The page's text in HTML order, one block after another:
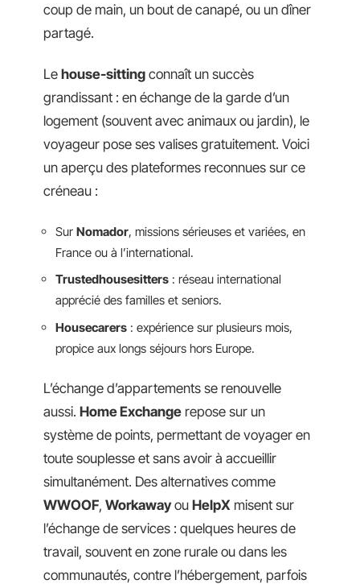
coup de main, un bout de canapé, ou un dîner
partagé.
Le house-sitting connaît un succès
grandissant : en échange de la garde d’un
logement (souvent avec animaux ou jardin), le
voyageur pose ses valises gratuitement. Voici
un aperçu des plateformes reconnues sur ce
créneau :
Sur Nomador, missions sérieuses et variées, en
France ou à l’international.
Trustedhousesitters : réseau international
apprécié des familles et seniors.
Housecarers : expérience sur plusieurs mois,
propice aux longs séjours hors Europe.
L’échange d’appartements se renouvelle
aussi. Home Exchange repose sur un
système de points, permettant de voyager en
toute souplesse et sans avoir à accueillir
simultanément. Des alternatives comme
WWOOF, Workawayou HelpX misent sur
l’échange de services : quelques heures de
travail, souvent en zone rurale ou dans les
communautés, contre l’hébergement, parfois